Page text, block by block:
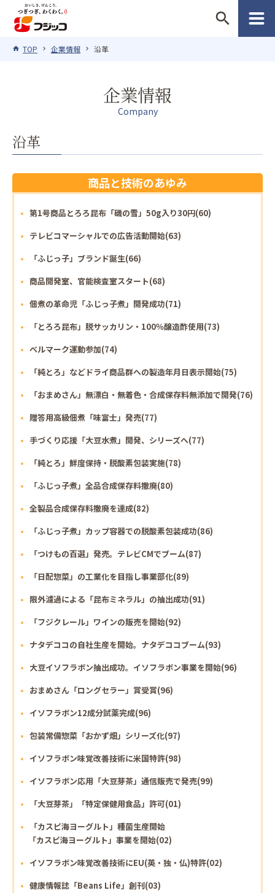
search
TOP 企業情報 沿革
企業情報
Company
沿革
商品と技術のあゆみ
第1号商品とろろ昆布「磯の雪」50g入り30円(60)
テレビコマーシャルでの広告活動開始(63)
「ふじっ子」ブランド誕生(66)
商品開発室、官能検査室スタート(68)
佃煮の革命児「ふじっ子煮」開発成功(71)
「とろろ昆布」脱サッカリン・100％醸造酢使用(73)
ベルマーク運動参加(74)
「純とろ」などドライ商品群への製造年月日表示開始(75)
「おまめさん」無漂白・無着色・合成保存料無添加で開発(76)
贈答用高級佃煮「味富士」発売(77)
手づくり応援「大豆水煮」開発、シリーズへ(77)
「純とろ」鮮度保持・脱酸素包装実施(78)
「ふじっ子煮」全品合成保存料撤廃(80)
全製品合成保存料撤廃を達成(82)
「ふじっ子煮」カップ容器での脱酸素包装成功(86)
「つけもの百選」発売。テレビCMでブーム(87)
「日配惣菜」の工業化を目指し事業部化(89)
限外濾過による「昆布ミネラル」の抽出成功(91)
「フジクレール」ワインの販売を開始(92)
ナタデココの自社生産を開始。ナタデココブーム(93)
大豆イソフラボン抽出成功。イソフラボン事業を開始(96)
おまめさん「ロングセラー」賞受賞(96)
イソフラボン12成分試薬完成(96)
包装常備惣菜「おかず畑」シリーズ化(97)
イソフラボン味覚改善技術に米国特許(98)
イソフラボン応用「大豆芽茶」通信販売で発売(99)
「大豆芽茶」「特定保健用食品」許可(01)
「カスピ海ヨーグルト」種菌生産開始
「カスピ海ヨーグルト」事業を開始(02)
イソフラボン味覚改善技術にEU(英・独・仏)特許(02)
健康情報誌「Beans Life」創刊(03)